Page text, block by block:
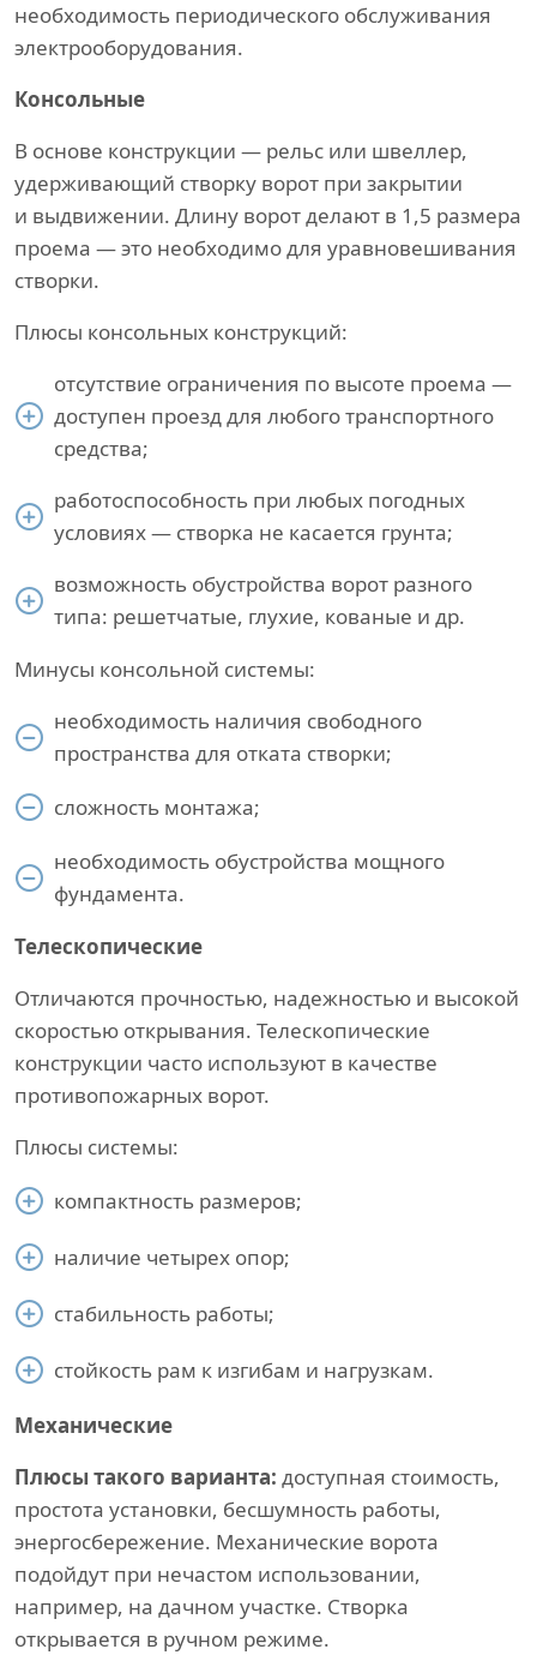
необходимость периодического обслуживания
электрооборудования.
Консольные
В основе конструкции — рельс или швеллер,
удерживающий створку ворот при закрытии
и выдвижении. Длину ворот делают в 1,5 размера
проема — это необходимо для уравновешивания
створки.
Плюсы консольных конструкций:
отсутствие ограничения по высоте проема —
доступен проезд для любого транспортного
средства;
работоспособность при любых погодных
условиях — створка не касается грунта;
возможность обустройства ворот разного
типа: решетчатые, глухие, кованые и др.
Минусы консольной системы:
необходимость наличия свободного
пространства для отката створки;
сложность монтажа;
необходимость обустройства мощного
фундамента.
Телескопические
Отличаются прочностью, надежностью и высокой
скоростью открывания. Телескопические
конструкции часто используют в качестве
противопожарных ворот.
Плюсы системы:
компактность размеров;
наличие четырех опор;
стабильность работы;
стойкость рам к изгибам и нагрузкам.
Механические
Плюсы такого варианта: доступная стоимость,
простота установки, бесшумность работы,
энергосбережение. Механические ворота
подойдут при нечастом использовании,
например, на дачном участке. Створка
открывается в ручном режиме.